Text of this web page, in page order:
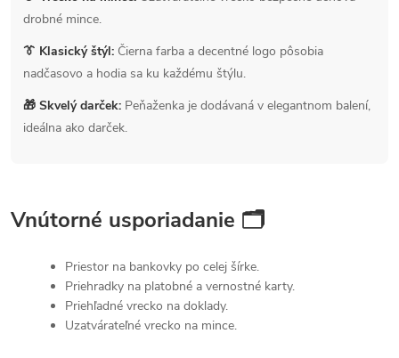
drobné mince.
👔 Klasický štýl: Čierna farba a decentné logo pôsobia
nadčasovo a hodia sa ku každému štýlu.
🎁 Skvelý darček: Peňaženka je dodávaná v elegantnom balení,
ideálna ako darček.
Vnútorné usporiadanie 🗂
Priestor na bankovky po celej šírke.
Priehradky na platobné a vernostné karty.
Priehľadné vrecko na doklady.
Uzatvárateľné vrecko na mince.